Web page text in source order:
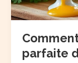
parfaite
?